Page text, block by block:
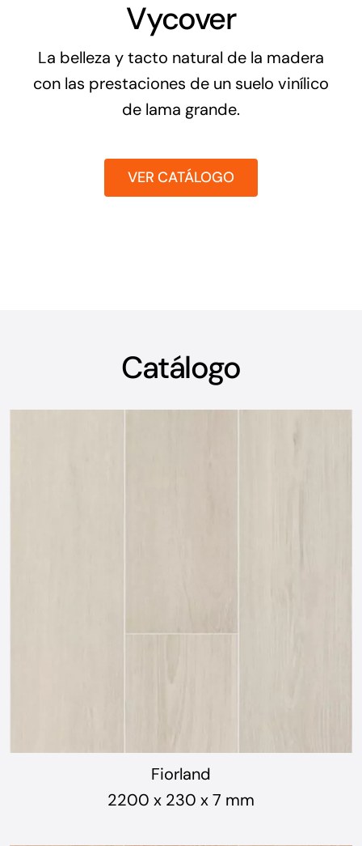
Vycover
La belleza y tacto natural de la madera
con las prestaciones de un suelo vinílico
de lama grande.
VER CATÁLOGO
Catálogo
Fiorland
2200 x 230 x 7 mm